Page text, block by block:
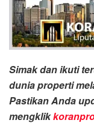
Simak dan ikuti
dunia properti
Pastikan Anda
mengklik